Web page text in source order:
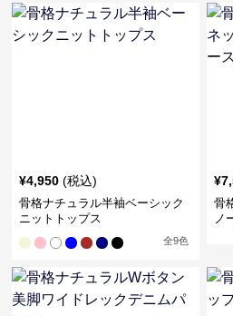
¥4,950 (税込)
骨格ナチュラル半袖ベーシック
ニットトップス
全9色
¥
骨
ノ